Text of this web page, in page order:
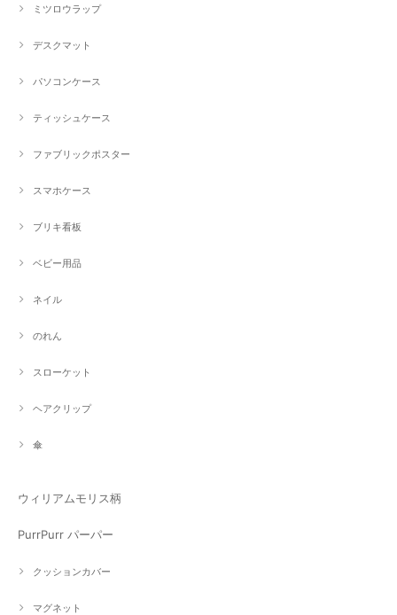
ミツロウラップ
デスクマット
パソコンケース
ティッシュケース
ファブリックポスター
スマホケース
ブリキ看板
ベビー用品
ネイル
のれん
スローケット
ヘアクリップ
傘
ウィリアムモリス柄
PurrPurr パーパー
クッションカバー
マグネット